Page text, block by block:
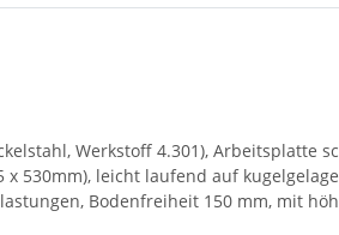
Werkstoff 4.301),
530mm), leicht laufend auf
Bodenfreiheit 150 mm, mit